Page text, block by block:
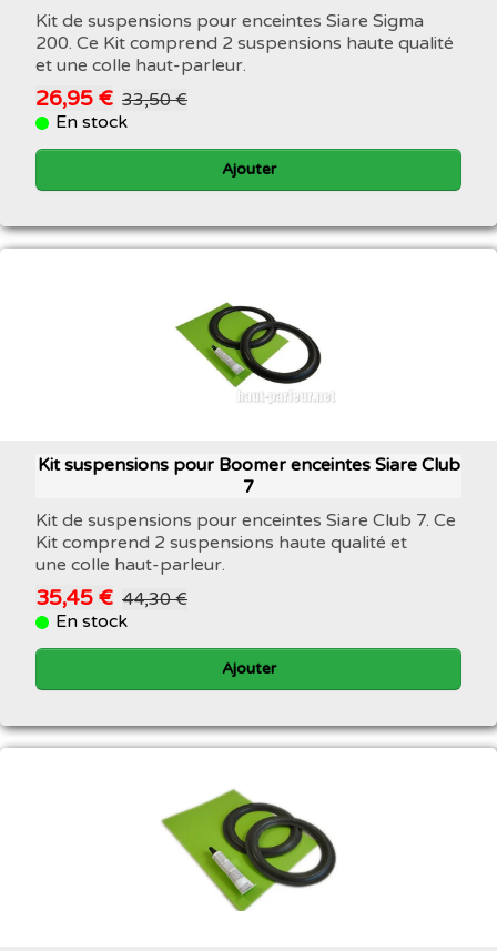
Kit de suspensions pour enceintes Siare Sigma
200. Ce Kit comprend 2 suspensions haute qualité
et une colle haut-parleur.
26,95 € 33,50 €
En stock
Ajouter
Kit suspensions pour Boomer enceintes Siare Club
7
Kit de suspensions pour enceintes Siare Club 7. Ce
Kit comprend 2 suspensions haute qualité et
une colle haut-parleur.
35,45 € 44,30 €
En stock
Ajouter